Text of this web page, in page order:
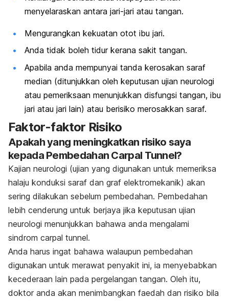
menyelaraskan antara jari-jari atau tangan.
Mengurangkan kekuatan otot ibu jari.
Anda tidak boleh tidur kerana sakit tangan.
Apabila anda mempunyai tanda kerosakan saraf
median (ditunjukkan oleh keputusan ujian neurologi
atau pemeriksaan menunjukkan disfungsi tangan, ibu
jari atau jari lain) atau berisiko merosakkan saraf.
Faktor-faktor Risiko
Apakah yang meningkatkan risiko saya
kepada Pembedahan Carpal Tunnel?
Kajian neurologi (ujian yang digunakan untuk memeriksa
halaju konduksi saraf dan graf elektromekanik) akan
sering dilakukan sebelum pembedahan. Pembedahan
lebih cenderung untuk berjaya jika keputusan ujian
neurologi menunjukkan bahawa anda mengalami
sindrom carpal tunnel.
Anda harus ingat bahawa walaupun pembedahan
digunakan untuk merawat penyakit ini, ia menyebabkan
kecederaan lain pada pergelangan tangan. Oleh itu,
doktor anda akan menimbangkan faedah dan risiko bila